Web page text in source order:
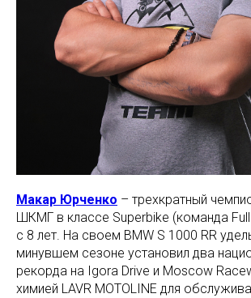
Макар Юрченко – трехкратный
ШКМГ в классе Superbike (команда Full
с 8 лет. На своем BMW S 1000 RR
минувшем сезоне установил два
рекорда на Igora Drive и Moscow
химией LAVR MOTOLINE для